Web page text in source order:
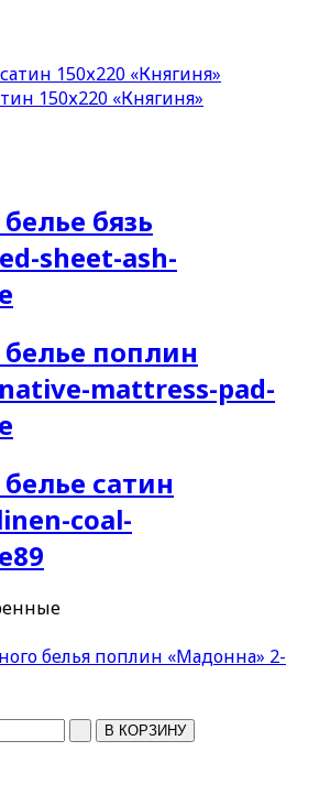
150х220 «Княгиня»
бязь
поплин
сатин
белья поплин «Мадонна» 2-